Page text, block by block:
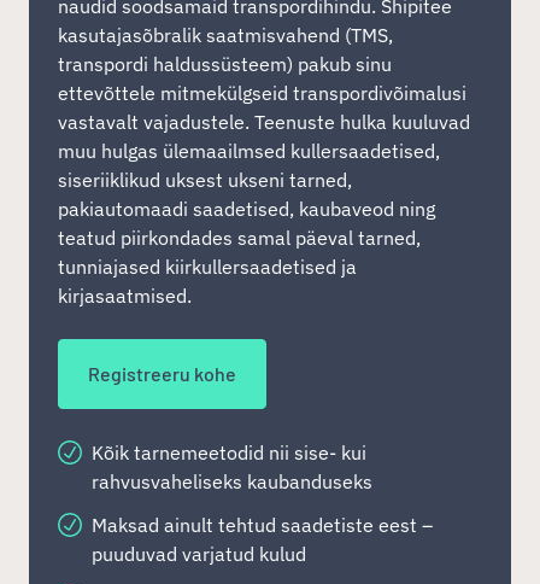
naudid soodsamaid transpordihindu. Shipitee
kasutajasõbralik saatmisvahend (TMS,
transpordi haldussüsteem) pakub sinu
ettevõttele mitmekülgseid transpordivõimalusi
vastavalt vajadustele. Teenuste hulka kuuluvad
muu hulgas ülemaailmsed kullersaadetised,
siseriiklikud uksest ukseni tarned,
pakiautomaadi saadetised, kaubaveod ning
teatud piirkondades samal päeval tarned,
tunniajased kiirkullersaadetised ja
kirjasaatmised.
Registreeru kohe
Kõik tarnemeetodid nii sise- kui
rahvusvaheliseks kaubanduseks
Maksad ainult tehtud saadetiste eest –
puuduvad varjatud kulud